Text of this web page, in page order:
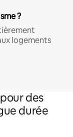
?
logements
des
durée